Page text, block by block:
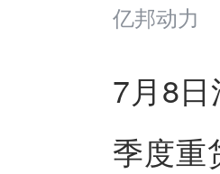
亿邦动力
7月8
季度重